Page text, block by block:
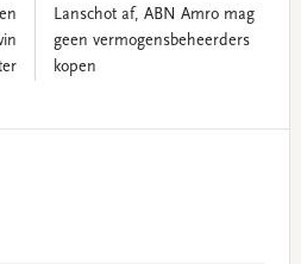
Lanschot af, ABN Amro mag
geen vermogensbeheerders
kopen